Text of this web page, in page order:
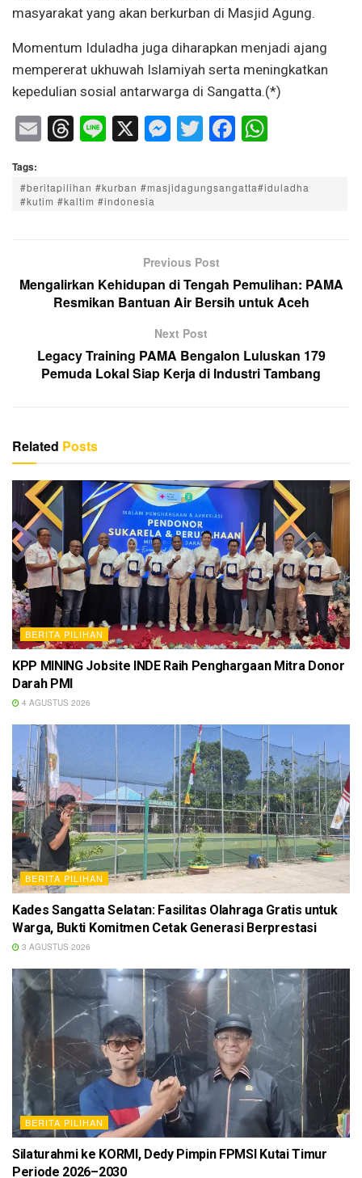
masyarakat yang akan berkurban di Masjid Agung.
Momentum Iduladha juga diharapkan menjadi ajang
mempererat ukhuwah Islamiyah serta meningkatkan
kepedulian sosial antarwarga di Sangatta.(*)
E
ail
T
e
a
Li
e
X M
ss
g
er
T
tt
er
F
c
e
o
k
at
p
Tags:
#beritapilihan #kurban #masjidagungsangatta#iduladha
#kutim #kaltim #indonesia
Previous Post
Mengalirkan Kehidupan di Tengah Pemulihan: PAMA
Resmikan Bantuan Air Bersih untuk Aceh
Next Post
Legacy Training PAMA Bengalon Luluskan 179
Pemuda Lokal Siap Kerja di Industri Tambang
Related Posts
BERITA PILIHAN
KPP MINING Jobsite INDE Raih Penghargaan Mitra Donor
Darah PMI
4 AGUSTUS 2026
BERITA PILIHAN
Kades Sangatta Selatan: Fasilitas Olahraga Gratis untuk
Warga, Bukti Komitmen Cetak Generasi Berprestasi
3 AGUSTUS 2026
BERITA PILIHAN
Silaturahmi ke KORMI, Dedy Pimpin FPMSI Kutai Timur
Periode 2026–2030